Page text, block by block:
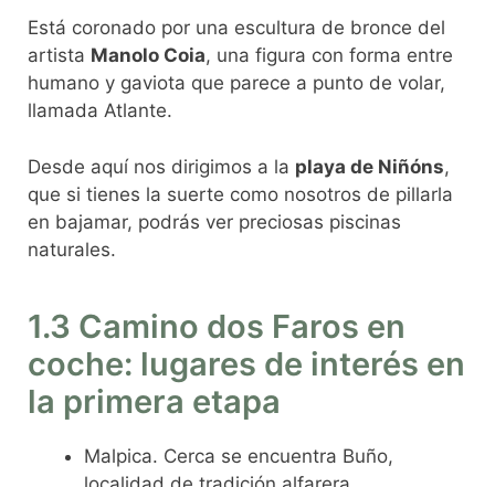
Está coronado por una escultura de bronce del
artista Manolo Coia, una figura con forma entre
humano y gaviota que parece a punto de volar,
llamada Atlante.
Desde aquí nos dirigimos a la playa de Niñóns,
que si tienes la suerte como nosotros de pillarla
en bajamar, podrás ver preciosas piscinas
naturales.
1.3 Camino dos Faros en
coche: lugares de interés en
la primera etapa
Malpica. Cerca se encuentra Buño,